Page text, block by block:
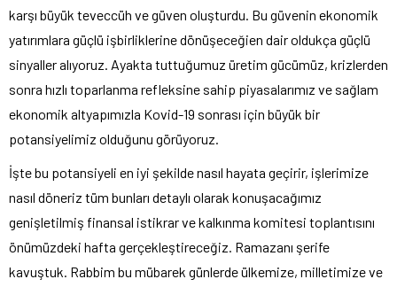
karşı büyük teveccüh ve güven oluşturdu. Bu güvenin ekonomik
yatırımlara güçlü işbirliklerine dönüşeceğien dair oldukça güçlü
sinyaller alıyoruz. Ayakta tuttuğumuz üretim gücümüz, krizlerden
sonra hızlı toparlanma refleksine sahip piyasalarımız ve sağlam
ekonomik altyapımızla Kovid-19 sonrası için büyük bir
potansiyelimiz olduğunu görüyoruz.
İşte bu potansiyeli en iyi şekilde nasıl hayata geçirir, işlerimize
nasıl döneriz tüm bunları detaylı olarak konuşacağımız
genişletilmiş finansal istikrar ve kalkınma komitesi toplantısını
önümüzdeki hafta gerçekleştireceğiz. Ramazanı şerife
kavuştuk. Rabbim bu mübarek günlerde ülkemize, milletimize ve